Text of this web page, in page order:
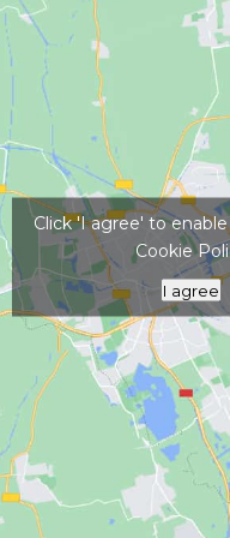
Kattints ide a térkép
Click 'I agree' to
Cookie
I agree
#
#esőbiztos